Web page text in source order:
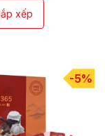
xếp
-5%